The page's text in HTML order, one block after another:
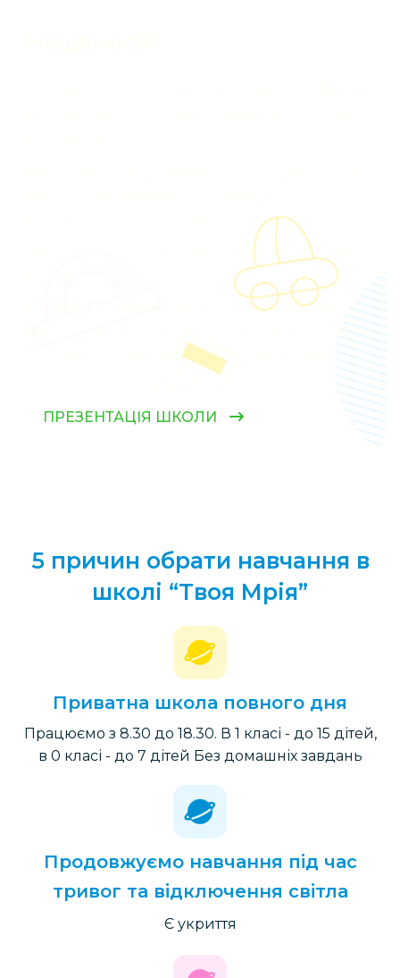
високих людських цінностей, та розвинений
академічний, соціальний, емоційний та практичний
Ми прагнемо наповнювати кожен день новими
відкриттями та радістю, створити умови для розвитку
творчих та інтелектуальних здібностей дитини.
ПРЕЗЕНТАЦІЯ ШКОЛИ
5 причин обрати навчання в
школі “Твоя Мрія”
Приватна школа повного дня
Працюємо з 8.30 до 18.30. В 1 класі - до 15 дітей,
в 0 класі - до 7 дітей Без домашніх завдань
Продовжуємо навчання під час
тривог та відключення світла
Є укриття